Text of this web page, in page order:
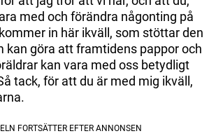
med och förändra någonting på
in här ikväll, som stöttar den
kan göra att framtidens pappor och
kan vara med oss betydligt
tack, för att du är med mig ikväll,